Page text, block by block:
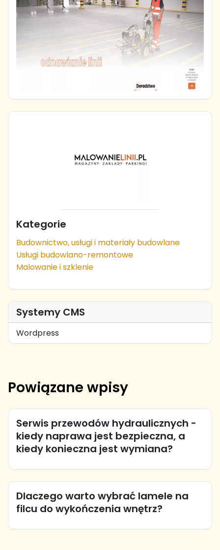
Kategorie
Budownictwo, usługi i materiały budowlane
Usługi budowlano-remontowe
Malowanie i szklenie
Systemy CMS
Wordpress
Powiązane wpisy
Serwis przewodów hydraulicznych -
kiedy naprawa jest bezpieczna, a
kiedy konieczna jest wymiana?
Dlaczego warto wybrać lamele na
filcu do wykończenia wnętrz?